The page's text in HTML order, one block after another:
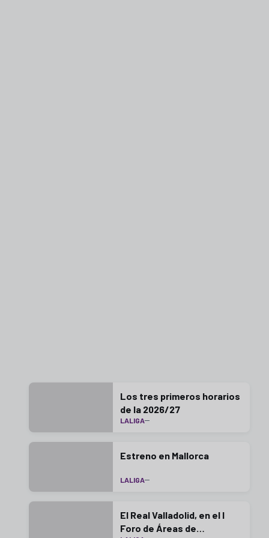
Los tres primeros horarios
de la 2026/27
LALIGA
Estreno en Mallorca
LALIGA
El Real Valladolid, en el I
Foro de Áreas de